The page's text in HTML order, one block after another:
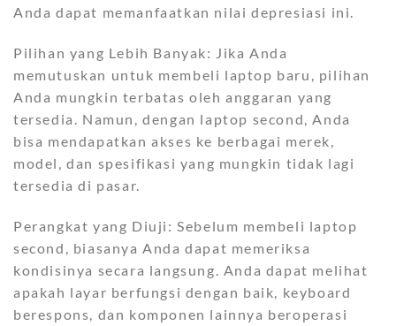
Anda dapat memanfaatkan nilai depresiasi ini.
Pilihan yang Lebih Banyak: Jika Anda
memutuskan untuk membeli laptop baru, pilihan
Anda mungkin terbatas oleh anggaran yang
tersedia. Namun, dengan laptop second, Anda
bisa mendapatkan akses ke berbagai merek,
model, dan spesifikasi yang mungkin tidak lagi
tersedia di pasar.
Perangkat yang Diuji: Sebelum membeli laptop
second, biasanya Anda dapat memeriksa
kondisinya secara langsung. Anda dapat melihat
apakah layar berfungsi dengan baik, keyboard
berespons, dan komponen lainnya beroperasi